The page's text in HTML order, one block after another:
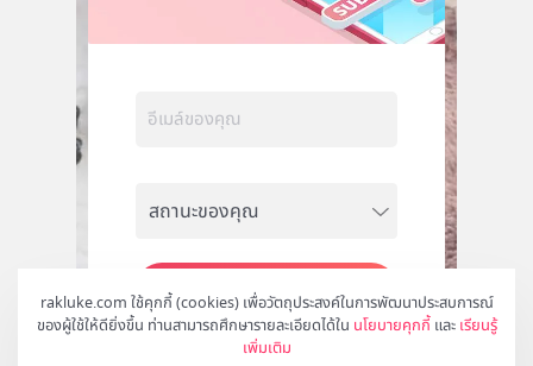
rakluke.com ใช้คุกกี้ (cookies) เพื่อวัตถุประสงค์ในการพัฒนาประสบการณ์
ของผู้ใช้ให้ดียิ่งขึ้น ท่านสามารถศึกษารายละเอียดได้ใน นโยบายคุกกี้ และ เรียนรู้
เพิ่มเติม
สมัคร